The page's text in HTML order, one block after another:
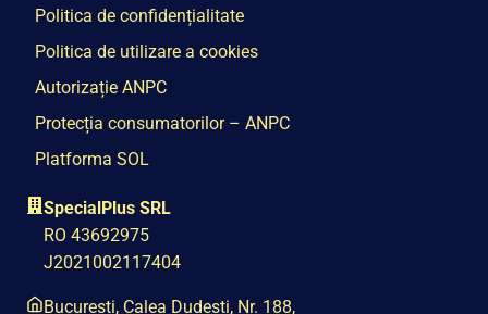
Politica de confidențialitate
Politica de utilizare a cookies
Autorizație ANPC
Protecția consumatorilor – ANPC
Platforma SOL
SpecialPlus SRL
RO 43692975
J2021002117404
București, Calea Dudești, Nr. 188,